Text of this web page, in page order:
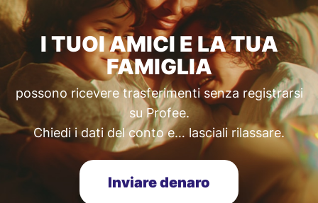
I TUOI AMICI E LA TUA
FAMIGLIA
possono ricevere trasferimenti senza registrarsi
su Profee.
Chiedi i dati del conto e… lasciali rilassare.
Inviare denaro